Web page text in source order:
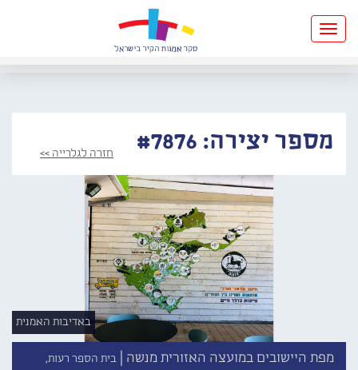
Toggle
navigation
מספר יצירה: #7876 חזרה לגלרייה >>
באדיבות האמנית
מפת היישובים במועצה האזורית מנשה | בית הספר רעות,